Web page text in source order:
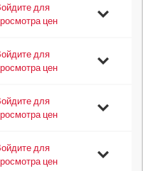
для
цен
для
цен
для
цен
для
цен